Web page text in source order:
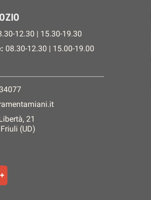
12.30 | 15.30-19.30
08.30-12.30 | 15.00-19.00
21
(UD)